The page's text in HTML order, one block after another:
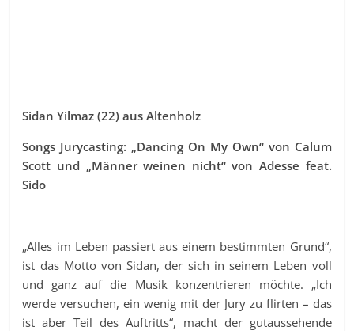
Sidan Yilmaz (22) aus Altenholz
Songs Jurycasting: „Dancing On My Own“ von Calum
Scott und „Männer weinen nicht“ von Adesse feat.
Sido
„Alles im Leben passiert aus einem bestimmten Grund“,
ist das Motto von Sidan, der sich in seinem Leben voll
und ganz auf die Musik konzentrieren möchte. „Ich
werde versuchen, ein wenig mit der Jury zu flirten – das
ist aber Teil des Auftritts“, macht der gutaussehende